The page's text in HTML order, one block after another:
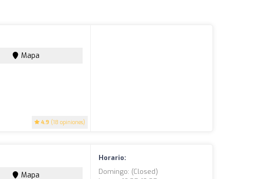
4.9 (18 opiniones)
Mapa
Mapa
Horario:
Domingo: (closed)